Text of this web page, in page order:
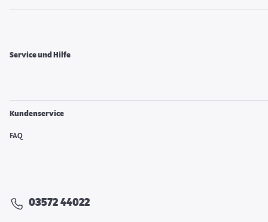
Service und Hilfe
Kundenservice
FAQ
03572 44022